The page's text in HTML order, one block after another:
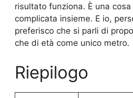
risultato funziona. È una
complicata insieme. E io,
preferisco che si parli di
che di età come unico metro.
Riepilogo